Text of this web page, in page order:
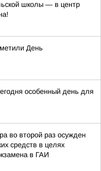
школы — в центр
День
особенный день для
во второй раз осужден
средств в целях
в ГАИ